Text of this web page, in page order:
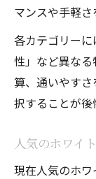
マンスや手軽さ
各カテゴリー
性」など異な
算、通いやす
択することが後
人気のホワイ
現在人気のホ